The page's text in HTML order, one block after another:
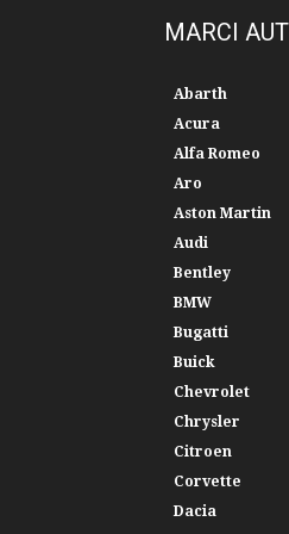
MARCI
Abarth
Acura
Alfa Romeo
Aro
Aston Martin
Audi
Bentley
BMW
Bugatti
Buick
Chevrolet
Chrysler
Citroen
Corvette
Dacia